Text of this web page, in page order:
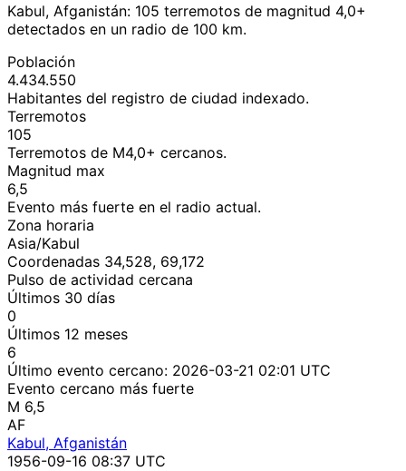
Kabul, Afganistán: 105 terremotos de magnitud 4,0+
detectados en un radio de 100 km.
Población
4.434.550
Habitantes del registro de ciudad indexado.
Terremotos
105
Terremotos de M4,0+ cercanos.
Magnitud max
6,5
Evento más fuerte en el radio actual.
Zona horaria
Asia/Kabul
Coordenadas 34,528, 69,172
Pulso de actividad cercana
Últimos 30 días
0
Últimos 12 meses
6
Último evento cercano: 2026-03-21 02:01 UTC
Evento cercano más fuerte
M 6,5
AF
Kabul, Afganistán
1956-09-16 08:37 UTC